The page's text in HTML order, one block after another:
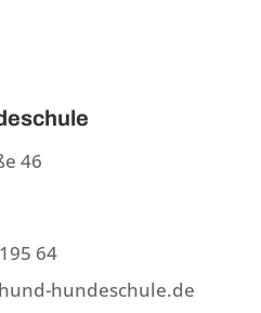
46
64
hundeschule.de